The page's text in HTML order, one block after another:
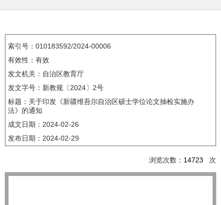
索引号：010183592/2024-00006
有效性：有效
发文机关：自治区教育厅
发文字号：新教规〔2024〕2号
标题：关于印发《新疆维吾尔自治区硕士学位论文抽检实施办
法》的通知
成文日期： 2024-02-26
发布日期： 2024-02-29
浏览次数： 14723 次